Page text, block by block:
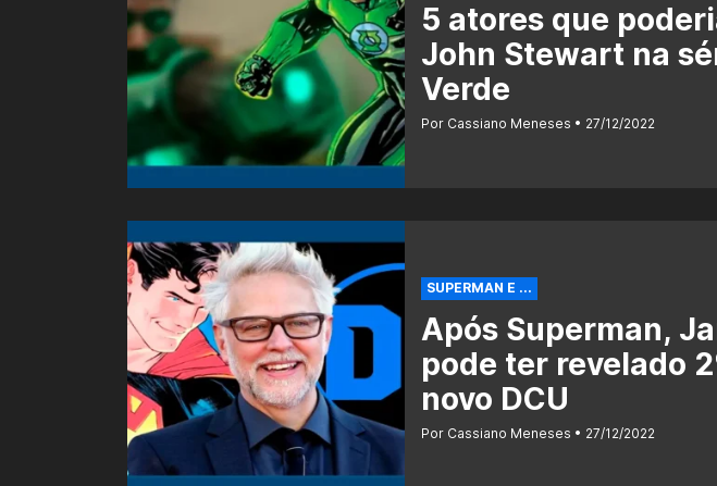
5 atores que
John Stewart na
Verde
Por Cassiano Meneses 27/12/2022
SUPERMAN E ...
Após Superman,
pode ter revelado
novo DCU
Por Cassiano Meneses 27/12/2022